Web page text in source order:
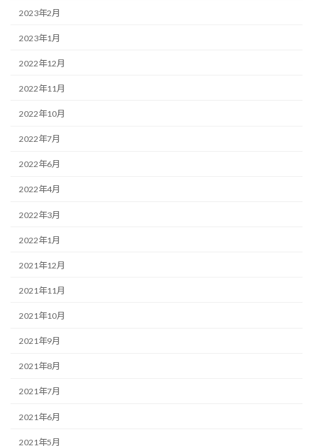
2023年2月
2023年1月
2022年12月
2022年11月
2022年10月
2022年7月
2022年6月
2022年4月
2022年3月
2022年1月
2021年12月
2021年11月
2021年10月
2021年9月
2021年8月
2021年7月
2021年6月
2021年5月